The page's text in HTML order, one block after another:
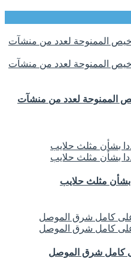
الممنوحة لعدد من منشآت
مثلث حلايب
كامل شرق الموصل